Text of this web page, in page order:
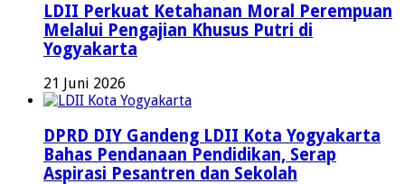
LDII Perkuat Ketahanan Moral Perempuan
Melalui Pengajian Khusus Putri di
Yogyakarta
21 Juni 2026
DPRD DIY Gandeng LDII Kota Yogyakarta
Bahas Pendanaan Pendidikan, Serap
Aspirasi Pesantren dan Sekolah